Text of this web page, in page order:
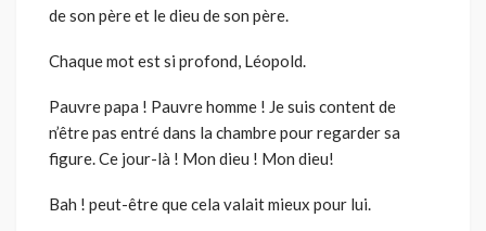
de son père et le dieu de son père.
Chaque mot est si profond, Léopold.
Pauvre papa ! Pauvre homme ! Je suis content de
n’être pas entré dans la chambre pour regarder sa
figure. Ce jour-là ! Mon dieu ! Mon dieu!
Bah ! peut-être que cela valait mieux pour lui.